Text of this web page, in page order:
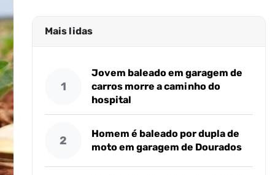
Mais lidas
1
Jovem baleado em garagem de
carros morre a caminho do
hospital
2
Homem é baleado por dupla de
moto em garagem de Dourados